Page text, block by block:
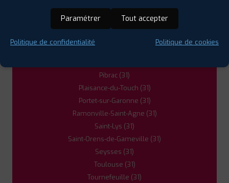
Fenouillet (31)
Pibrac (31)
Plaisance-du-Touch (31)
Portet-sur-Garonne (31)
Ramonville-Saint-Agne (31)
Saint-Lys (31)
Saint-Orens-de-Gameville (31)
Seysses (31)
Toulouse (31)
Tournefeuille (31)
Paramétrer Tout accepter
Politique de confidentialité Politique de cookies